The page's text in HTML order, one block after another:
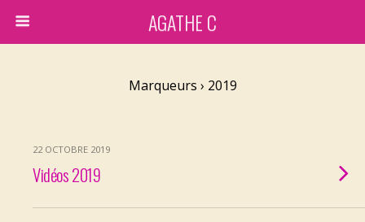
AGATHE C
Marqueurs › 2019
22 OCTOBRE 2019
Vidéos 2019